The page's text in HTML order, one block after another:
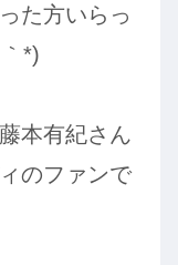
た方いらっ
*)
本有紀さん
のファンで